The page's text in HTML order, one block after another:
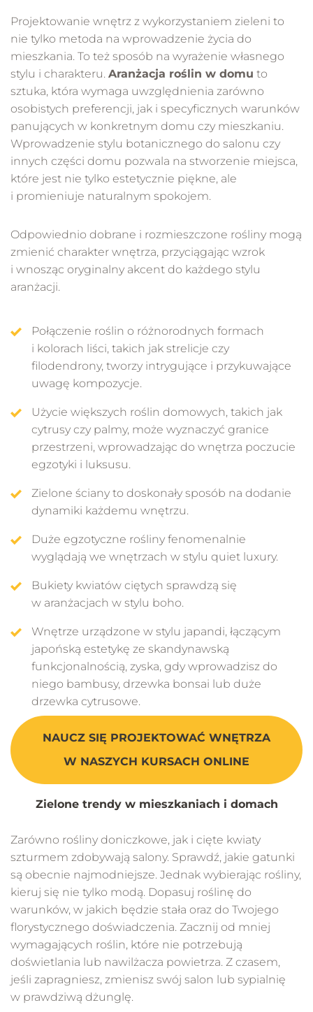
Projektowanie wnętrz z wykorzystaniem zieleni to
nie tylko metoda na wprowadzenie życia do
mieszkania. To też sposób na wyrażenie własnego
stylu i charakteru. Aranżacja roślin w domu to
sztuka, która wymaga uwzględnienia zarówno
osobistych preferencji, jak i specyficznych warunków
panujących w konkretnym domu czy mieszkaniu.
Wprowadzenie stylu botanicznego do salonu czy
innych części domu pozwala na stworzenie miejsca,
które jest nie tylko estetycznie piękne, ale
i promieniuje naturalnym spokojem.
Odpowiednio dobrane i rozmieszczone rośliny mogą
zmienić charakter wnętrza, przyciągając wzrok
i wnosząc oryginalny akcent do każdego stylu
aranżacji.
Połączenie roślin o różnorodnych formach
i kolorach liści, takich jak strelicje czy
filodendrony, tworzy intrygujące i przykuwające
uwagę kompozycje.
Użycie większych roślin domowych, takich jak
cytrusy czy palmy, może wyznaczyć granice
przestrzeni, wprowadzając do wnętrza poczucie
egzotyki i luksusu.
Zielone ściany to doskonały sposób na dodanie
dynamiki każdemu wnętrzu.
Duże egzotyczne rośliny fenomenalnie
wyglądają we wnętrzach w stylu quiet luxury.
Bukiety kwiatów ciętych sprawdzą się
w aranżacjach w stylu boho.
Wnętrze urządzone w stylu japandi, łączącym
japońską estetykę ze skandynawską
funkcjonalnością, zyska, gdy wprowadzisz do
niego bambusy, drzewka bonsai lub duże
drzewka cytrusowe.
NAUCZ SIĘ PROJEKTOWAĆ WNĘTRZA
W NASZYCH KURSACH ONLINE
Zielone trendy w mieszkaniach i domach
Zarówno rośliny doniczkowe, jak i cięte kwiaty
szturmem zdobywają salony. Sprawdź, jakie gatunki
są obecnie najmodniejsze. Jednak wybierając rośliny,
kieruj się nie tylko modą. Dopasuj roślinę do
warunków, w jakich będzie stała oraz do Twojego
florystycznego doświadczenia. Zacznij od mniej
wymagających roślin, które nie potrzebują
doświetlania lub nawilżacza powietrza. Z czasem,
jeśli zapragniesz, zmienisz swój salon lub sypialnię
w prawdziwą dżunglę.